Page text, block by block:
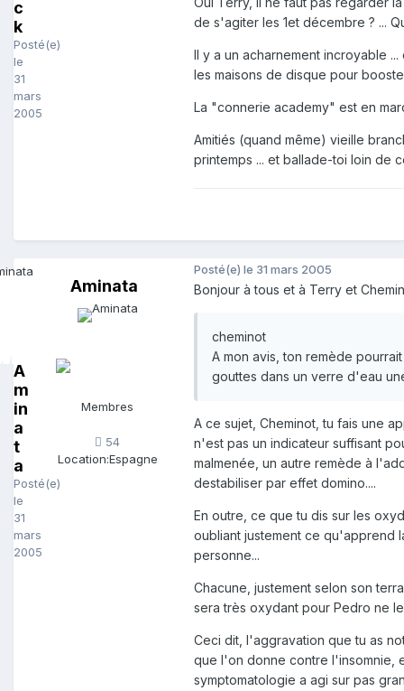
c
k
Posté(e)
le
31
mars
2005
de s'agiter les 1et décembre ? ...
Il y a un acharnement incroyable
les maisons de disque pour
La "connerie academy" est en
Amitiés (quand même) vieille
printemps ... et ballade-toi loin de
A
m
in
a
t
a
Posté(e)
le
31
mars
2005
Aminata
Membres
54
Location:Espagne
Posté(e) le 31 mars 2005
Bonjour à tous et à Terry et
cheminot
A mon avis, ton remède
gouttes dans un verre d'eau
A ce sujet, Cheminot, tu fais une
n'est pas un indicateur suffisant
malmenée, un autre remède à
destabiliser par effet domino....
En outre, ce que tu dis sur les
oubliant justement ce qu'apprend
personne...
Chacune, justement selon son
sera très oxydant pour Pedro ne
Ceci dit, l'aggravation que tu as
que l'on donne contre l'insomnie,
symptomatologie a agi sur pas